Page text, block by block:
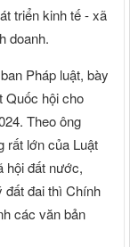
triển kinh tế - xã
doanh.
Pháp luật, bày
Quốc hội cho
Theo ông
rất lớn của Luật
hội đất nước,
đất đai thì Chính
các văn bản